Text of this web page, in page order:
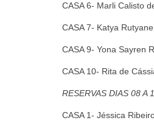
CASA 6- Marli Calisto
CASA 7- Katya
CASA 9- Yona Sayren
CASA 10- Rita de
RESERVAS DIAS 08 A
CASA 1- Jéssica